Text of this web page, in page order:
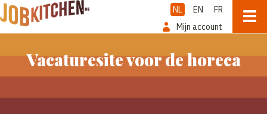
NL EN
FR
Mijn account
Vacaturesite voor de horeca